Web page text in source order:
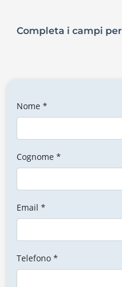
Completa i campi
Nome *
Cognome *
Email *
Telefono *